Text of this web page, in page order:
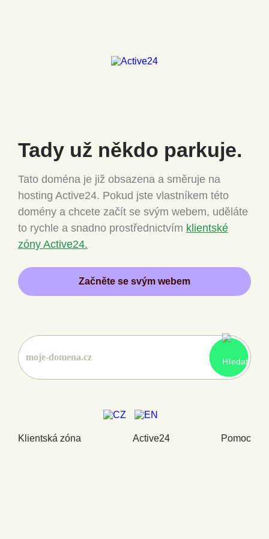
Tady už někdo parkuje.
Tato doména je již obsazena a směruje na
hosting Active24. Pokud jste vlastníkem této
domény a chcete začít se svým webem, uděláte
to rychle a snadno prostřednictvím klientské
zóny Active24.
Začněte se svým webem
Klientská zóna Active24 Pomoc